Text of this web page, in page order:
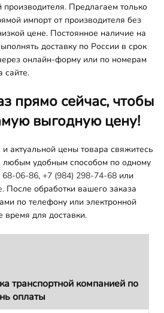
производителя. Предлагаем только
импорт от производителя без
цене. Постоянное наличие на
доставку по России в срок
онлайн-форму или по номерам
сайте.
прямо сейчас, чтобы
выгодную цену!
актуальной цены товара свяжитесь
удобным способом по одному
68-06-86, +7 (984) 298-74-68 или
После обработки вашего заказа
по телефону или электронной
время для доставки.
транспортной компанией по
оплаты